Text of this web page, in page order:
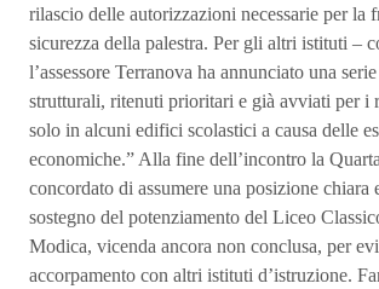
rilascio delle autorizzazioni necessarie per la
sicurezza della palestra. Per gli altri istituti –
l’assessore Terranova ha annunciato una
strutturali, ritenuti prioritari e già avviati per i
solo in alcuni edifici scolastici a causa delle
economiche.” Alla fine dell’incontro la
concordato di assumere una posizione chiara
sostegno del potenziamento del Liceo
Modica, vicenda ancora non conclusa, per
accorpamento con altri istituti d’istruzione.